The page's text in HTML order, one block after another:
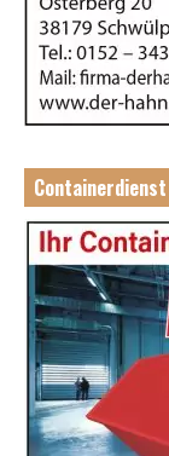
Containerdienst